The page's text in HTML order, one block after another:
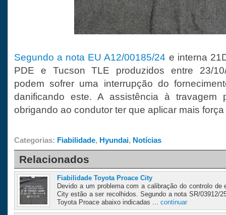
Segundo a nota EU A12/00185/24 e interna
PDE e Tucson TLE produzidos entre 23/
podem sofrer uma interrupção do
danificando este. A assistência à travagem
obrigando ao condutor ter que aplicar mais
Categorias: Fiabilidade, Hyundai, Notícias
Relacionados
Fiabilidade Toyota Proace City
Devido a um problema com a calibração do controlo de
City estão a ser recolhidos. Segundo a nota SR/03912/
Toyota Proace abaixo indicadas ... continuar